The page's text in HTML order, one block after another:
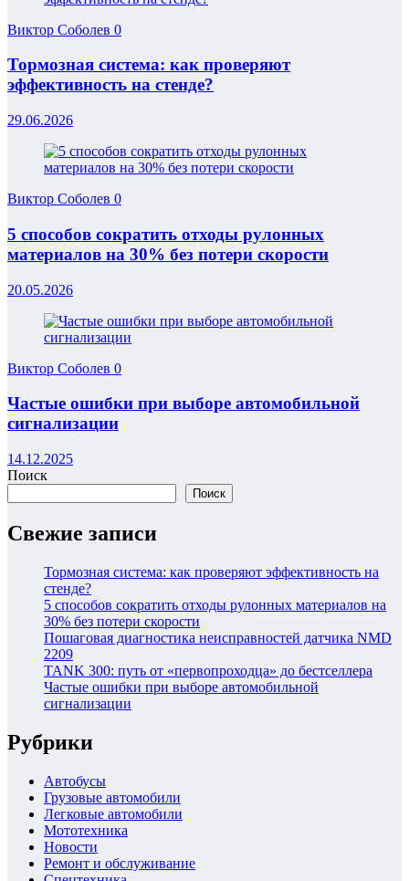
Виктор Соболев 0
Тормозная система: как проверяют
эффективность на стенде?
29.06.2026
Виктор Соболев 0
5 способов сократить отходы рулонных
материалов на 30% без потери скорости
20.05.2026
Виктор Соболев 0
Частые ошибки при выборе автомобильной
сигнализации
14.12.2025
Поиск
Поиск
Свежие записи
Тормозная система: как проверяют эффективность на
стенде?
5 способов сократить отходы рулонных материалов на
30% без потери скорости
Пошаговая диагностика неисправностей датчика NMD
2209
TANK 300: путь от «первопроходца» до бестселлера
Частые ошибки при выборе автомобильной
сигнализации
Рубрики
Автобусы
Грузовые автомобили
Легковые автомобили
Мототехника
Новости
Ремонт и обслуживание